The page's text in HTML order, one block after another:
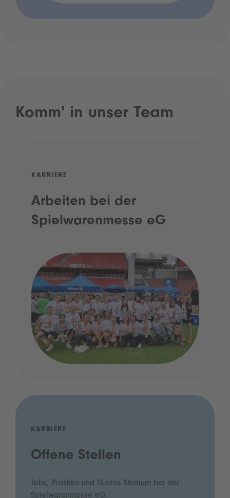
Komm' in unser Team
KARRIERE
Arbeiten bei der
Spielwarenmesse eG
KARRIERE
Offene Stellen
Jobs, Praktika und Duales Studium bei der
Spielwarenmesse eG.